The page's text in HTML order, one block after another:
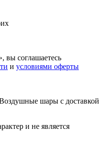
вы соглашаетесь
и условиями оферты
шары с доставкой
и не является